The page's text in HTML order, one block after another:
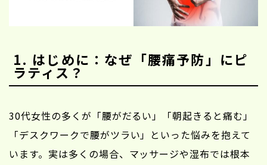
1. はじめに：なぜ「腰痛予防」にピ
ラティス？
30代女性の多くが「腰がだるい」「朝起きると痛む」
「デスクワークで腰がツラい」といった悩みを抱えて
います。実は多くの場合、マッサージや湿布では根本